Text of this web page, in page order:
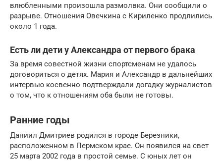
влюбленными произошла размолвка. Они сообщили о
разрыве. Отношения Овечкина с Кириленко продлились
около 1 года.
Есть ли дети у Александра от первого брака
За время совестной жизни спортсменам не удалось
договориться о детях. Мария и Александр в дальнейших
интервью косвенно подтверждали догадку журналистов
о том, что к отношениям оба были не готовы.
Ранние годы
Даниил Дмитриев родился в городе Березники,
расположенном в Пермском крае. Он появился на свет
25 марта 2002 года в простой семье. С юных лет он